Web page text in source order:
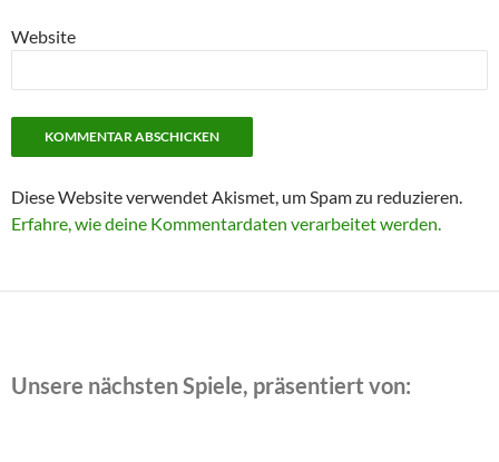
Website
Diese Website verwendet Akismet, um Spam zu reduzieren.
Erfahre, wie deine Kommentardaten verarbeitet werden.
Unsere nächsten Spiele, präsentiert von: